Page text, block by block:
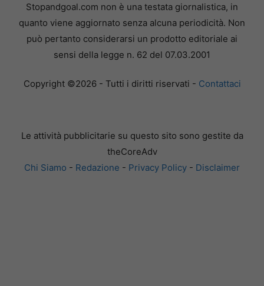
Stopandgoal.com non è una testata giornalistica, in
quanto viene aggiornato senza alcuna periodicità. Non
può pertanto considerarsi un prodotto editoriale ai
sensi della legge n. 62 del 07.03.2001
Copyright ©2026 - Tutti i diritti riservati - Contattaci
Le attività pubblicitarie su questo sito sono gestite da
theCoreAdv
Chi Siamo - Redazione - Privacy Policy - Disclaimer